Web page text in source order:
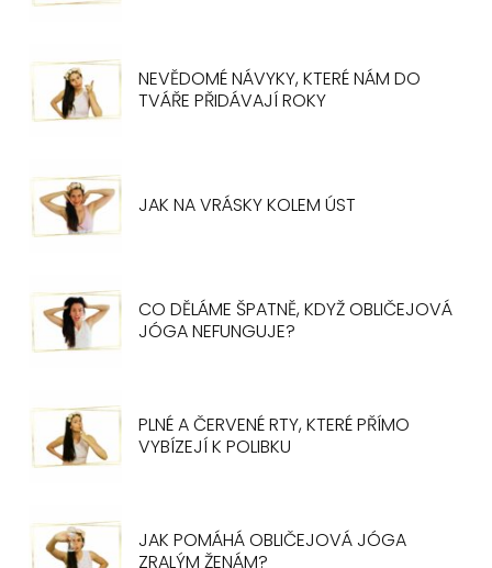
NEVĚDOMÉ NÁVYKY, KTERÉ NÁM DO
TVÁŘE PŘIDÁVAJÍ ROKY
JAK NA VRÁSKY KOLEM ÚST
CO DĚLÁME ŠPATNĚ, KDYŽ OBLIČEJOVÁ
JÓGA NEFUNGUJE?
PLNÉ A ČERVENÉ RTY, KTERÉ PŘÍMO
VYBÍZEJÍ K POLIBKU
JAK POMÁHÁ OBLIČEJOVÁ JÓGA
ZRALÝM ŽENÁM?